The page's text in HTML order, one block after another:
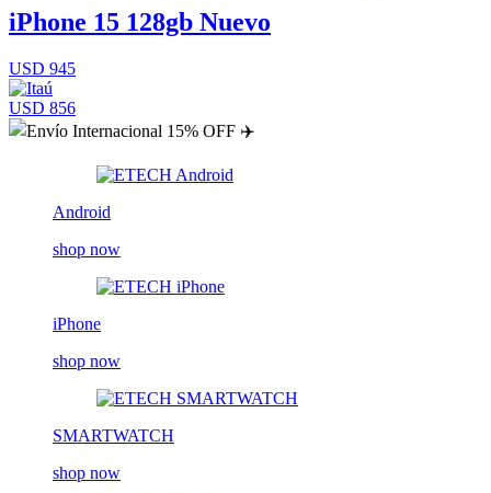
iPhone 15 128gb Nuevo
USD 945
USD 856
Android
shop now
iPhone
shop now
SMARTWATCH
shop now